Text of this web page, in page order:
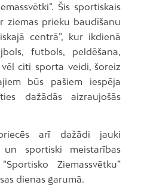
Šis sportiskais
ziemas prieku baudīšanu
centrā”, kur ikdienā
futbols, peldēšana,
citi sporta veidi, šoreiz
būs pašiem iespēja
dažādās aizraujošās
arī dažādi jauki
un sportiski meistarības
Ziemassvētku”
dienas garumā.